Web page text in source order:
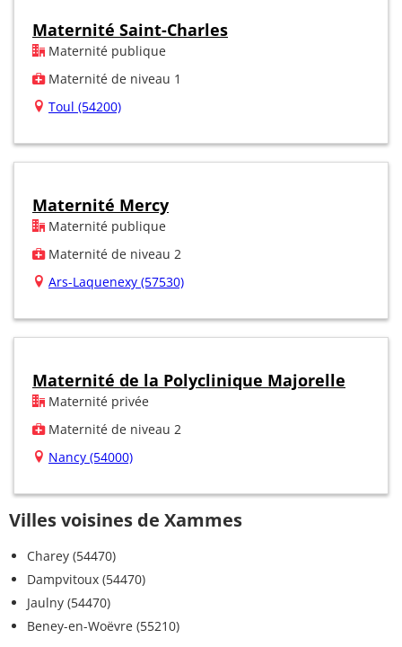
Maternité Saint-Charles
Maternité publique
Maternité de niveau 1
Toul (54200)
Maternité Mercy
Maternité publique
Maternité de niveau 2
Ars-Laquenexy (57530)
Maternité de la Polyclinique Majorelle
Maternité privée
Maternité de niveau 2
Nancy (54000)
Villes voisines de Xammes
Charey (54470)
Dampvitoux (54470)
Jaulny (54470)
Beney-en-Woëvre (55210)